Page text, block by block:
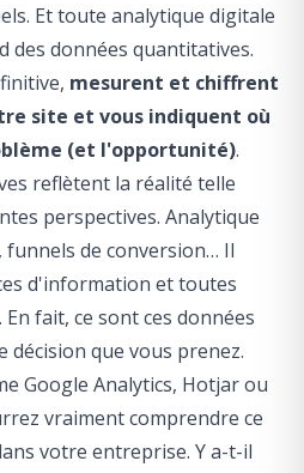
Et toute analytique digitale
des données quantitatives.
mesurent et chiffrent
site et vous indiquent où
(et l'opportunité).
reflètent la réalité telle
perspectives. Analytique
funnels de conversion… Il
d'information et toutes
fait, ce sont ces données
que vous prenez.
Google Analytics, Hotjar ou
vraiment comprendre ce
votre entreprise. Y a-t-il